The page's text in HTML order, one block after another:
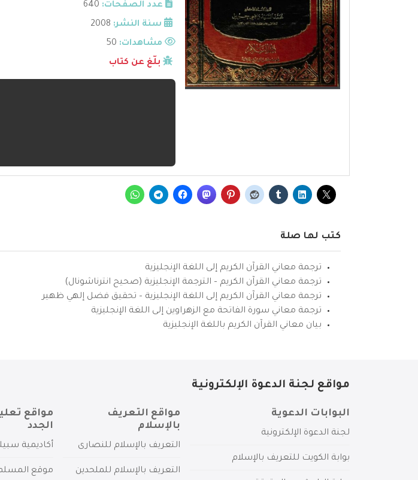
عدد الصفحات: 640
سنة النشر: 2008
مشاهدات:
بلّغ عن كتاب
كتب لها صلة
ترجمة معاني القرآن الكريم إلى اللغة الإنجليزية
ترجمة معاني القرآن الكريم – الترجمة الإنجليزية (صحيح انترناشونال)
ترجمة معاني القرآن الكريم إلى اللغة الإنجليزية – تحقيق فضل إلهي ظهير
ترجمة معاني سورة الفاتحة مع الزهراوين إلى اللغة الإنجليزية
بيان معاني القرآن الكريم باللغة الإنجليزية
مواقع لجنة الدعوة الإلكترونية
البوابات الدعوية
لجنة الدعوة الإلكترونية
بوابة الكويت للتعريف بالإسلام
مواقع التعريف
بالإسلام
التعريف بالإسلام للنصارى
التعريف بالإسلام للملحدين
مواقع
الجدد
أكاديمية
موقع